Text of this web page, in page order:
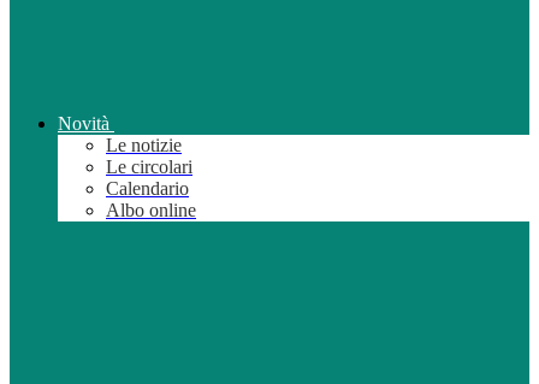
Novità
Le notizie
Le circolari
Calendario
Albo online